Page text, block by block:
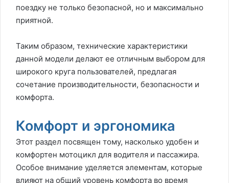
поездку не только безопасной, но и максимально
приятной.
Таким образом, технические характеристики
данной модели делают ее отличным выбором для
широкого круга пользователей, предлагая
сочетание производительности, безопасности и
комфорта.
Комфорт и эргономика
Этот раздел посвящен тому, насколько удобен и
комфортен мотоцикл для водителя и пассажира.
Особое внимание уделяется элементам, которые
влияют на общий уровень комфорта во время